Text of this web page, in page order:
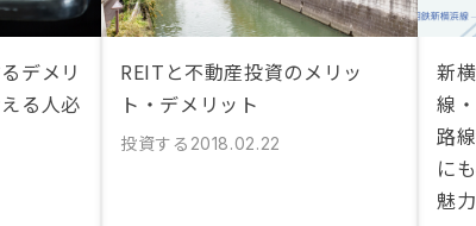
デメリ
る人必
REITと不動産投資のメリッ
ト・デメリット
投資する 2018.02.22
新
線
路
に
魅力